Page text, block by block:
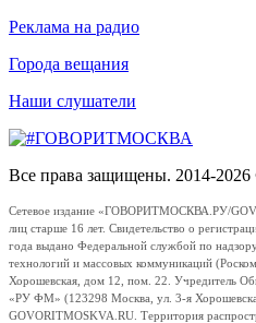
Реклама на радио
Города вещания
Наши слушатели
Все права защищены. 2014-
Сетевое издание «ГОВОРИТМОСКВА.РУ/
лиц старше 16 лет. Свидетельство о
года выдано Федеральной службой по
технологий и массовых коммуникаций
Хорошевская, дом 12, пом. 22. Учредитель
«РУ ФМ» (123298 Москва, ул. 3-я
GOVORITMOSKVA.RU. Территория